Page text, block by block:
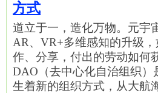
方式
道立于一，造化万物。元宇
AR、VR+多维感知的升级
作、分享，付出的劳动如何
DAO（去中心化自治组织
生着新的组织方式，从大